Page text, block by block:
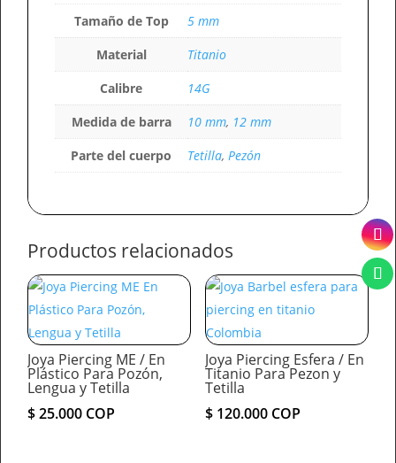
Tamaño de Top
5 mm
Material
Titanio
Calibre
14G
Medida de barra
10 mm, 12 mm
Parte del cuerpo
Tetilla, Pezón
Productos relacionados
Joya Piercing ME / En
Plástico Para Pozón,
Lengua y Tetilla
$25.000 COP
Joya Piercing Esfera / En
Titanio Para Pezon y
Tetilla
$120.000COP